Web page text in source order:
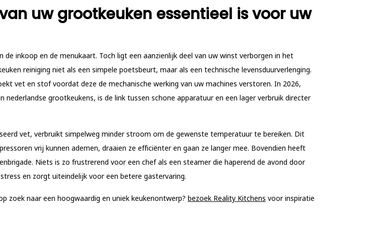
uw grootkeuken essentieel is voor uw
inkoop en de menukaart. Toch ligt een aanzienlijk deel van uw winst verborgen in het
reiniging niet als een simpele poetsbeurt, maar als een technische levensduurverlenging.
vet en stof voordat deze de mechanische werking van uw machines verstoren. In 2026,
grootkeukens, is de link tussen schone apparatuur en een lager verbruik directer
vet, verbruikt simpelweg minder stroom om de gewenste temperatuur te bereiken. Dit
vrij kunnen ademen, draaien ze efficiënter en gaan ze langer mee. Bovendien heeft
Niets is zo frustrerend voor een chef als een steamer die haperend de avond door
en zorgt uiteindelijk voor een betere gastervaring.
zoek naar een hoogwaardig en uniek keukenontwerp? bezoek Reality Kitchens voor inspiratie